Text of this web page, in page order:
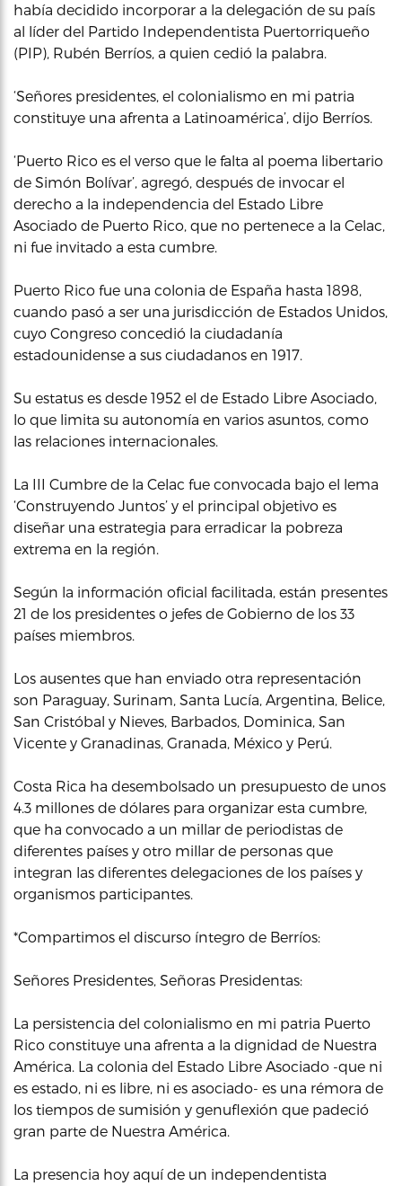
había decidido incorporar a la delegación de su país
al líder del Partido Independentista Puertorriqueño
(PIP), Rubén Berríos, a quien cedió la palabra.
‘Señores presidentes, el colonialismo en mi patria
constituye una afrenta a Latinoamérica’, dijo Berríos.
‘Puerto Rico es el verso que le falta al poema libertario
de Simón Bolívar’, agregó, después de invocar el
derecho a la independencia del Estado Libre
Asociado de Puerto Rico, que no pertenece a la Celac,
ni fue invitado a esta cumbre.
Puerto Rico fue una colonia de España hasta 1898,
cuando pasó a ser una jurisdicción de Estados Unidos,
cuyo Congreso concedió la ciudadanía
estadounidense a sus ciudadanos en 1917.
Su estatus es desde 1952 el de Estado Libre Asociado,
lo que limita su autonomía en varios asuntos, como
las relaciones internacionales.
La III Cumbre de la Celac fue convocada bajo el lema
‘Construyendo Juntos’ y el principal objetivo es
diseñar una estrategia para erradicar la pobreza
extrema en la región.
Según la información oficial facilitada, están presentes
21 de los presidentes o jefes de Gobierno de los 33
países miembros.
Los ausentes que han enviado otra representación
son Paraguay, Surinam, Santa Lucía, Argentina, Belice,
San Cristóbal y Nieves, Barbados, Dominica, San
Vicente y Granadinas, Granada, México y Perú.
Costa Rica ha desembolsado un presupuesto de unos
4.3 millones de dólares para organizar esta cumbre,
que ha convocado a un millar de periodistas de
diferentes países y otro millar de personas que
integran las diferentes delegaciones de los países y
organismos participantes.
*Compartimos el discurso íntegro de Berríos:
Señores Presidentes, Señoras Presidentas:
La persistencia del colonialismo en mi patria Puerto
Rico constituye una afrenta a la dignidad de Nuestra
América. La colonia del Estado Libre Asociado -que ni
es estado, ni es libre, ni es asociado- es una rémora de
los tiempos de sumisión y genuflexión que padeció
gran parte de Nuestra América.
La presencia hoy aquí de un independentista